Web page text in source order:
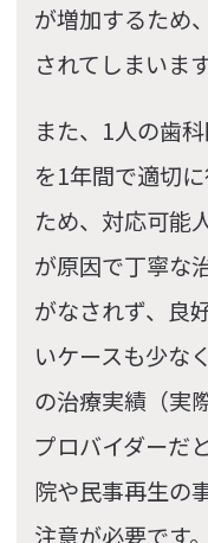
が増加するため
されてしまいます
また、1人の歯
を1年間で適切
ため、対応可能
が原因で丁寧な
がなされず、良
いケースも少な
の治療実績（実
プロバイダーだ
院や民事再生の
注意が必要です。